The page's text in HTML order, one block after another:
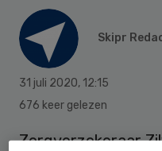
Skipr
31 juli 2020, 12:15
676 keer gelezen
Zorgverzekeraar